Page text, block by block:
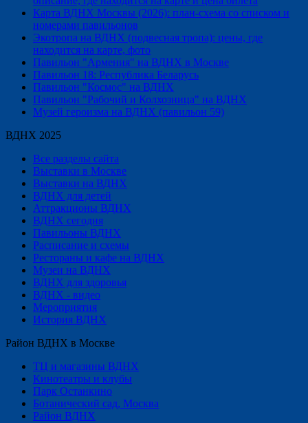
Карта ВДНХ Москвы (2026): план-схема со списком и
номерами павильонов
Экотропа на ВДНХ (подвесная тропа): цены, где
находится на карте, фото
Павильон "Армения" на ВДНХ в Москве
Павильон 18: Республика Беларусь
Павильон "Космос" на ВДНХ
Павильон "Рабочий и Колхозница" на ВДНХ
Музей героизма на ВДНХ (павильон 59)
ВДНХ 2025
Все разделы сайта
Выставки в Москве
Выставки на ВДНХ
ВДНХ для детей
Аттракционы ВДНХ
ВДНХ сегодня
Павильоны ВДНХ
Расписание и схемы
Рестораны и кафе на ВДНХ
Музеи на ВДНХ
ВДНХ для здоровья
ВДНХ - видео
Мероприятия
История ВДНХ
Район ВДНХ в Москве
ТЦ и магазины ВДНХ
Кинотеатры и клубы
Парк Останкино
Ботанический сад, Москва
Район ВДНХ